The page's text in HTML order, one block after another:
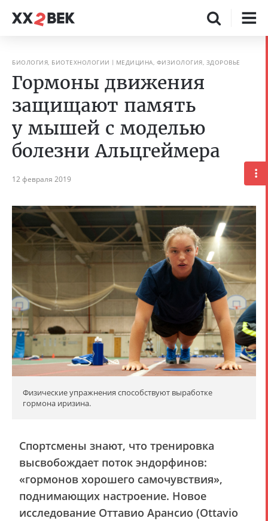
БИОЛОГИЯ, БИОТЕХНОЛОГИИ МЕДИЦИНА, ФИЗИОЛОГИЯ, ЗДОРОВЬЕ
Гормоны движения
защищают память
у мышей с моделью
болезни Альцгеймера
12 февраля 2019
Физические упражнения способствуют выработке
гормона иризина.
Спортсмены знают, что тренировка
высвобождает поток эндорфинов:
«гормонов хорошего самочувствия»,
поднимающих настроение. Новое
исследование Оттавио Арансио (Ottavio